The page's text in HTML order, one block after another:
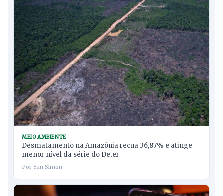
MEIO AMBIENTE
Desmatamento na Amazônia recua 36,87% e atinge
menor nível da série do Deter
Por Yan Simon